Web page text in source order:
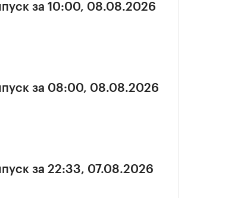
за 10:00, 08.08.2026
за 08:00, 08.08.2026
за 22:33, 07.08.2026